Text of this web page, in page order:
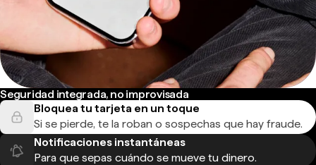
Seguridad integrada, no improvisada
Bloquea tu tarjeta en un toque
Si se pierde, te la roban o sospechas que hay fraude.
Notificaciones instantáneas
Para que sepas cuándo se mueve tu dinero.